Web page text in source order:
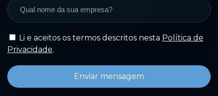
Li e aceitos os termos descritos nesta Política de
Privacidade.
Enviar mensagem